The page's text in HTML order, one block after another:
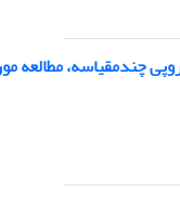
چندمقیاسه،